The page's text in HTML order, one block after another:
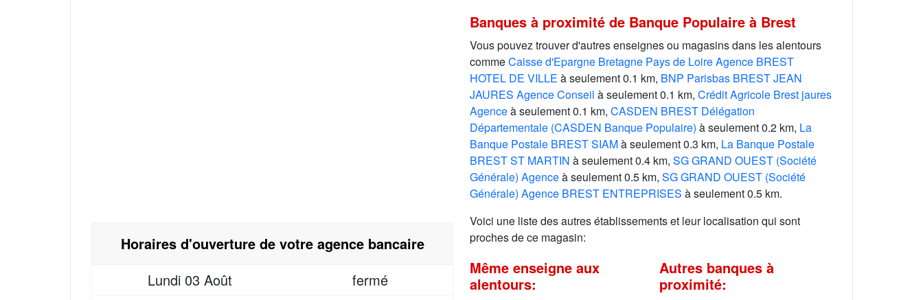
Horaires d'ouverture de votre agence bancaire
Lundi 03 Août
fermé
Banques à proximité de Banque Populaire à Brest
Vous pouvez trouver d'autres enseignes ou magasins dans les alentours
commeCaisse d'Epargne Bretagne Pays de Loire Agence BREST
HOTEL DE VILLE à seulement 0.1 km, BNP Parisbas BREST JEAN
JAURES Agence Conseil à seulement 0.1 km, Crédit Agricole Brest jaures
Agenceà seulement 0.1 km, CASDEN BREST Délégation
Départementale (CASDEN Banque Populaire) à seulement 0.2 km, La
Banque Postale BREST SIAMà seulement 0.3 km, La Banque Postale
BREST ST MARTIN à seulement 0.4 km, SG GRAND OUEST (Société
Générale) Agenceà seulement 0.5 km, SG GRAND OUEST (Société
Générale) Agence BREST ENTREPRISES à seulement 0.5 km.
Voici une liste des autres établissements et leur localisation qui sont
proches de ce magasin:
Même enseigne aux
alentours:
Autres banques à
proximité: